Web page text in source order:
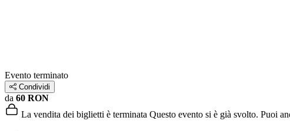
Evento terminato
Condividi
da 60 RON
La vendita dei biglietti è terminata Questo evento si è già svolto. Puoi